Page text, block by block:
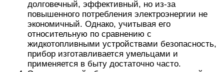
долговечный, эффективный, но из-за
повышенного потребления электроэнергии не
экономичный. Однако, учитывая его
относительную по сравнению с
жидкотопливными устройствами безопасность,
прибор изготавливается умельцами и
применяется в быту достаточно часто.